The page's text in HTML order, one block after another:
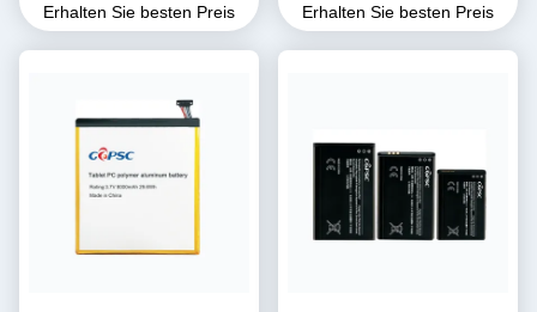
Außenaudio
Erhalten Sie besten Preis
Lithiumbatteriepaket
Erhalten Sie besten Preis